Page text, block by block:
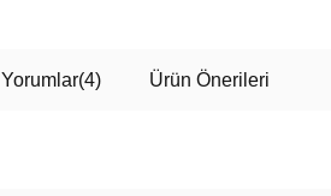
Yorumlar(4) Ürün Önerileri